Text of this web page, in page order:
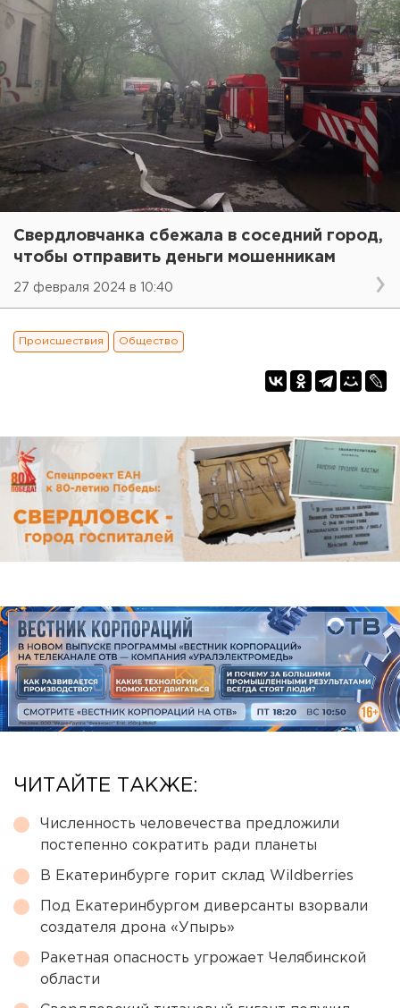
Свердловчанка сбежала в соседний город,
чтобы отправить деньги мошенникам
27 февраля 2024 в 10:40
Происшествия Общество
ЧИТАЙТЕ ТАКЖЕ:
Численность человечества предложили
постепенно сократить ради планеты
В Екатеринбурге горит склад Wildberries
Под Екатеринбургом диверсанты взорвали
создателя дрона «Упырь»
Ракетная опасность угрожает Челябинской
области